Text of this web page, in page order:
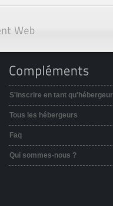
S'inscrire en tant qu'hébergeur
Tous les hébergeurs
Faq
Qui sommes-nous ?